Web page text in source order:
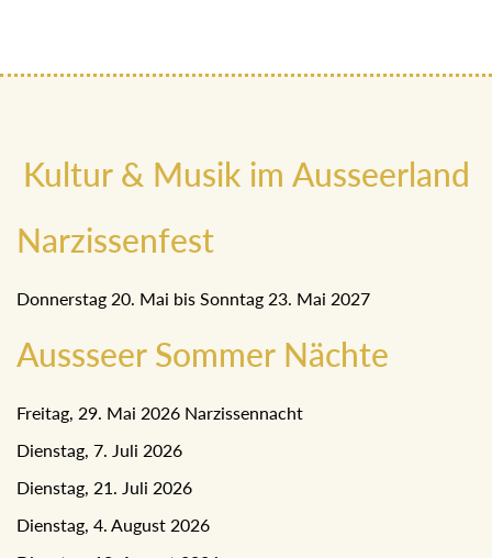
Kultur & Musik im Ausseerland
Narzissenfest
Donnerstag 20. Mai bis Sonntag 23. Mai 2027
Aussseer Sommer Nächte
Freitag, 29. Mai 2026 Narzissennacht
Dienstag, 7. Juli 2026
Dienstag, 21. Juli 2026
Dienstag, 4. August 2026